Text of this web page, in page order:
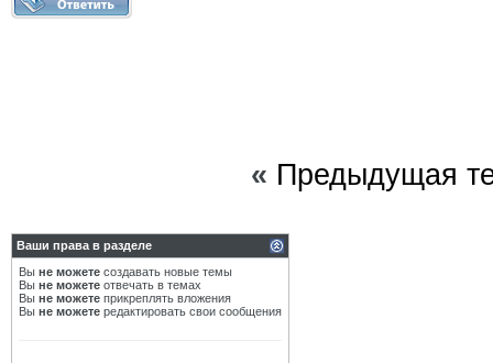
« Предыдущая
Ваши права в разделе
Вы не можете создавать новые темы
Вы не можете отвечать в темах
Вы не можете прикреплять вложения
Вы не можете редактировать свои сообщения